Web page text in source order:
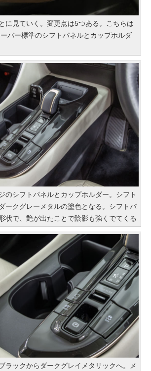
に見ていく。変更点は5つある。こちらは
バー標準のシフトパネルとカップホルダ
のシフトパネルとカップホルダー。シフト
ークグレーメタルの塗色となる。シフトパ
状で、艶が出たことで陰影も強くでてくる
ラックからダークグレイメタリックへ。メ